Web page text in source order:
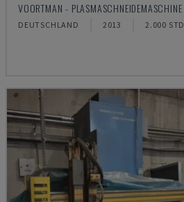
VOORTMAN - PLASMASCHNEIDEMASCHINE
DEUTSCHLAND 2013 2.000 STD